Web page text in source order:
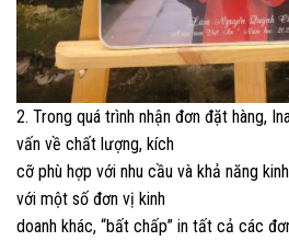
2. Trong quá trình nhận đơn đặt hàng,
vấn về chất lượng, kích
cỡ phù hợp với nhu cầu và khả năng
với một số đơn vị kinh
doanh khác, “bất chấp” in tất cả các